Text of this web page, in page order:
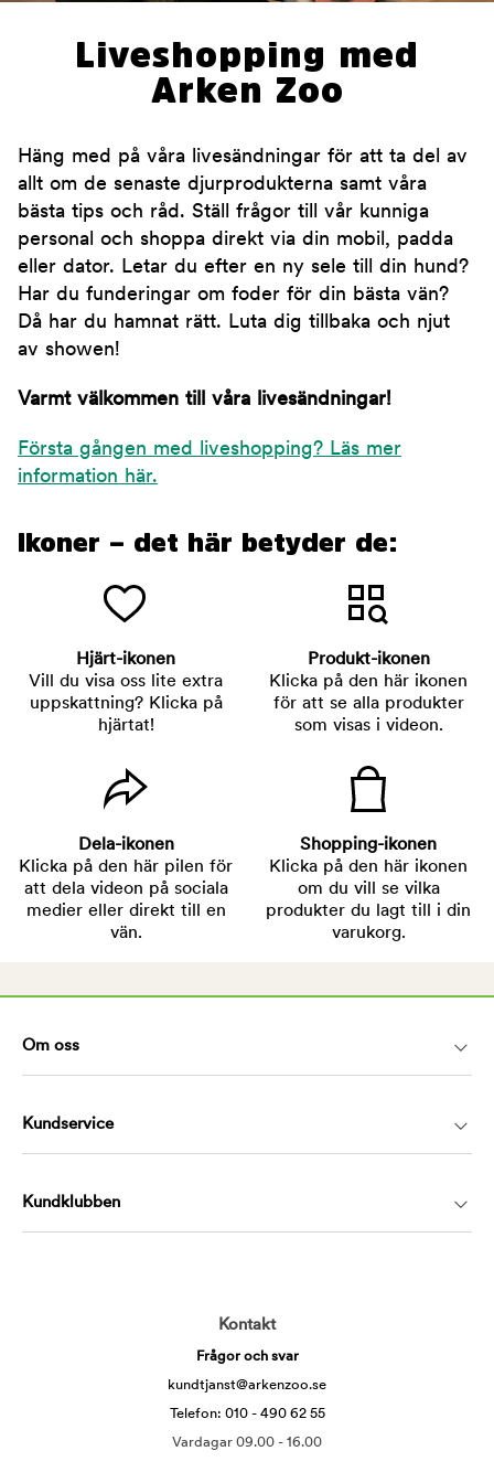
Liveshopping med
Arken Zoo
Häng med på våra livesändningar för att ta del av
allt om de senaste djurprodukterna samt våra
bästa tips och råd. Ställ frågor till vår kunniga
personal och shoppa direkt via din mobil, padda
eller dator. Letar du efter en ny sele till din hund?
Har du funderingar om foder för din bästa vän?
Då har du hamnat rätt. Luta dig tillbaka och njut
av showen!
Varmt välkommen till våra livesändningar!
Första gången med liveshopping? Läs mer
information här.
Ikoner – det här betyder de:
Hjärt-ikonen
Vill du visa oss lite extra
uppskattning? Klicka på
hjärtat!
Produkt-ikonen
Klicka på den här ikonen
för att se alla produkter
som visas i videon.
Dela-ikonen
Klicka på den här pilen för
att dela videon på sociala
medier eller direkt till en
vän.
Shopping-ikonen
Klicka på den här ikonen
om du vill se vilka
produkter du lagt till i din
varukorg.
Om oss
Kundservice
Kundklubben
Kontakt
Frågor och svar
kundtjanst@arkenzoo.se
Telefon: 010 - 490 62 55
Vardagar 09.00 - 16.00